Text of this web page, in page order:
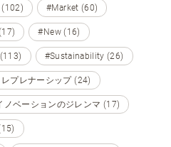
#Market (60)
#New (16)
#Sustainability (26)
プレナーシップ (24)
ノベーションのジレンマ (17)